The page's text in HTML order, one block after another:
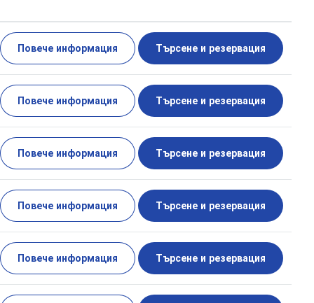
Повече информация Търсене и резервация
Повече информация Търсене и резервация
Повече информация Търсене и резервация
Повече информация Търсене и резервация
Повече информация Търсене и резервация